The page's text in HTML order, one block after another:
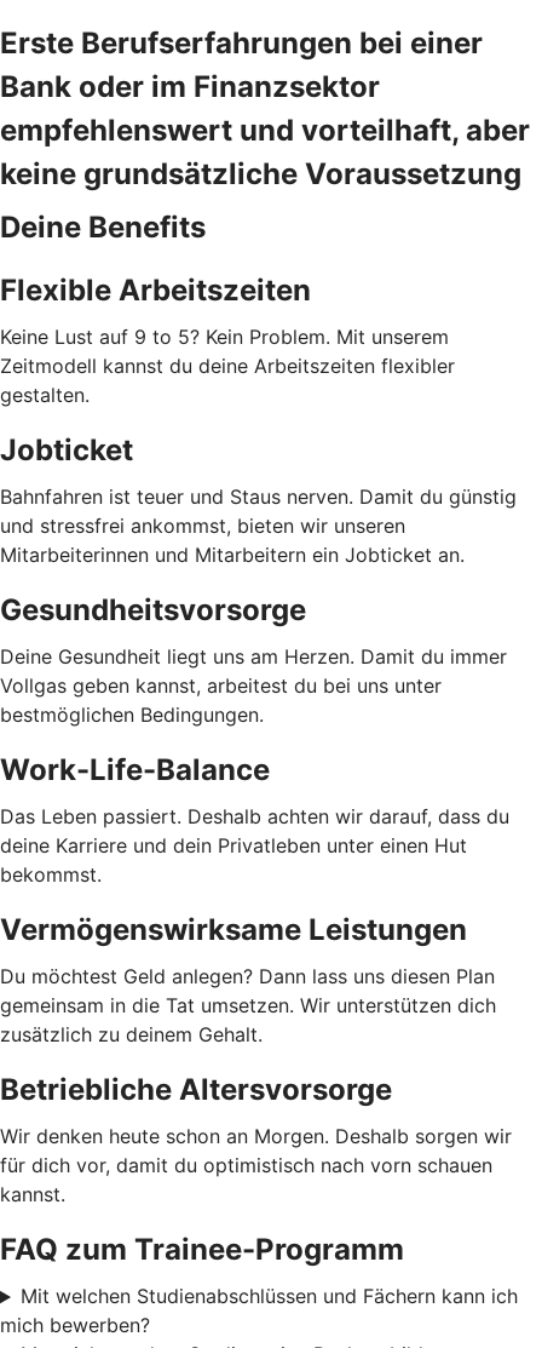
Erste Berufserfahrungen bei einer
Bank oder im Finanzsektor
empfehlenswert und vorteilhaft, aber
keine grundsätzliche Voraussetzung
Deine Benefits
Flexible Arbeitszeiten
Keine Lust auf 9 to 5? Kein Problem. Mit unserem
Zeitmodell kannst du deine Arbeitszeiten flexibler
gestalten.
Jobticket
Bahnfahren ist teuer und Staus nerven. Damit du günstig
und stressfrei ankommst, bieten wir unseren
Mitarbeiterinnen und Mitarbeitern ein Jobticket an.
Gesundheitsvorsorge
Deine Gesundheit liegt uns am Herzen. Damit du immer
Vollgas geben kannst, arbeitest du bei uns unter
bestmöglichen Bedingungen.
Work-Life-Balance
Das Leben passiert. Deshalb achten wir darauf, dass du
deine Karriere und dein Privatleben unter einen Hut
bekommst.
Vermögenswirksame Leistungen
Du möchtest Geld anlegen? Dann lass uns diesen Plan
gemeinsam in die Tat umsetzen. Wir unterstützen dich
zusätzlich zu deinem Gehalt.
Betriebliche Altersvorsorge
Wir denken heute schon an Morgen. Deshalb sorgen wir
für dich vor, damit du optimistisch nach vorn schauen
kannst.
FAQ zum Trainee-Programm
Mit welchen Studienabschlüssen und Fächern kann ich
mich bewerben?